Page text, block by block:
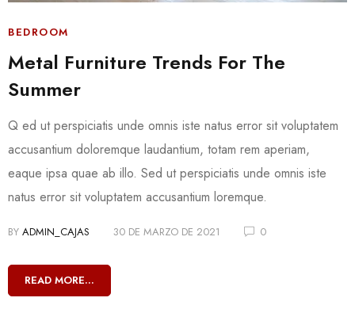
BEDROOM
Metal Furniture Trends For The
Summer
Q ed ut perspiciatis unde omnis iste natus error sit voluptatem
accusantium doloremque laudantium, totam rem aperiam,
eaque ipsa quae ab illo. Sed ut perspiciatis unde omnis iste
natus error sit voluptatem accusantium loremque.
BY ADMIN_CAJAS 30 DE MARZO DE 2021 0
READ MORE...